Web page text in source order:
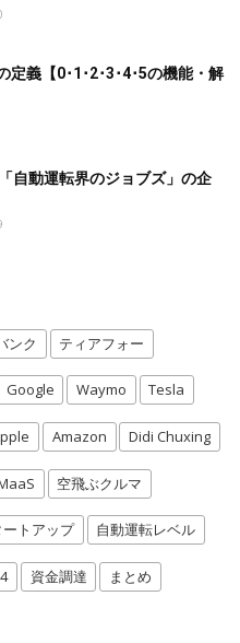
定義【0･1･2･3･4･5の機能・解
自動運転界のジョブズ」の企
ンク ティアフォー
Google Waymo Tesla
Amazon Didi Chuxing
空飛ぶクルマ
ートアップ 自動運転レベル
資金調達 まとめ